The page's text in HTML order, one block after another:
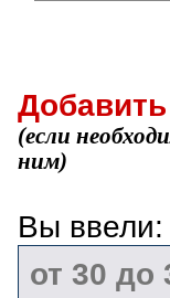
(если
ним)
Вы